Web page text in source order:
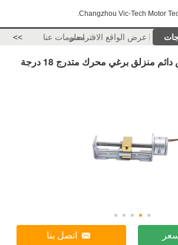
Changzhou Vic-Tech Motor
عرض الواقع الافتراضيمعلومات عنا >>
SM15-45L مغناطيس دائم منزلق برغي محرك متدرج 18 درجة
اتصل بنا